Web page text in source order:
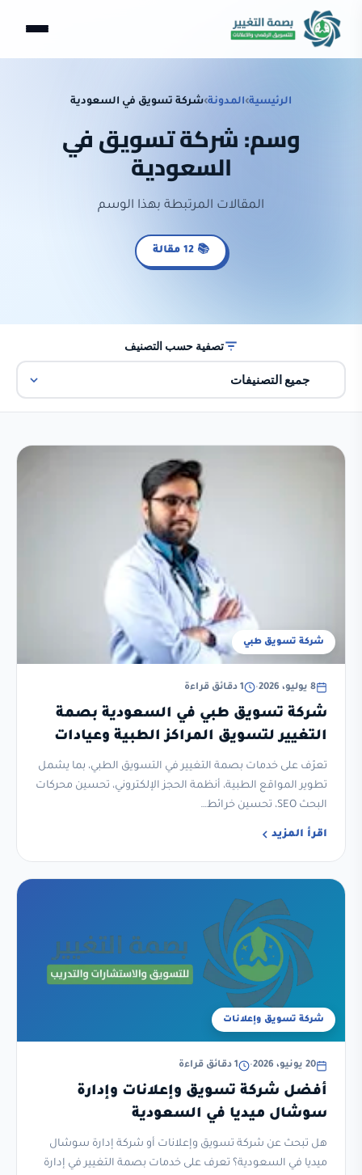
الرئيسية›المدونة›شركة تسويق في السعودية
وسم: شركة تسويق في
السعودية
المقالات المرتبطة بهذا الوسم
📚 12 مقالة
تصفية حسب التصنيف
شركة تسويق طبي
8 يوليو، 2026 • 1 دقائق قراءة
شركة تسويق طبي في السعودية بصمة
التغيير لتسويق المراكز الطبية وعيادات
الأسنان ورفع الحجوزات
تعرّف على خدمات بصمة التغيير في التسويق الطبي، بما يشمل
تطوير المواقع الطبية، أنظمة الحجز الإلكتروني، تحسين محركات
البحث SEO، تحسين خرائط…
اقرأ المزيد
شركة تسويق وإعلانات
20 يونيو، 2026 • 1 دقائق قراءة
أفضل شركة تسويق وإعلانات وإدارة
سوشال ميديا في السعودية
هل تبحث عن شركة تسويق وإعلانات أو شركة إدارة سوشال
ميديا في السعودية؟ تعرف على خدمات بصمة التغيير في إدارة